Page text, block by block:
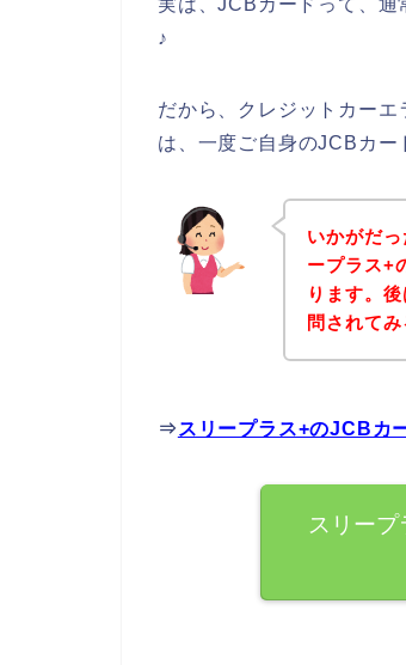
♪
だから、クレジットカー
は、一度ご自身のJCBカー
いかがだ
ープラス+
ります。
問されて
⇒ スリープラス+のJCBカ
スリープ